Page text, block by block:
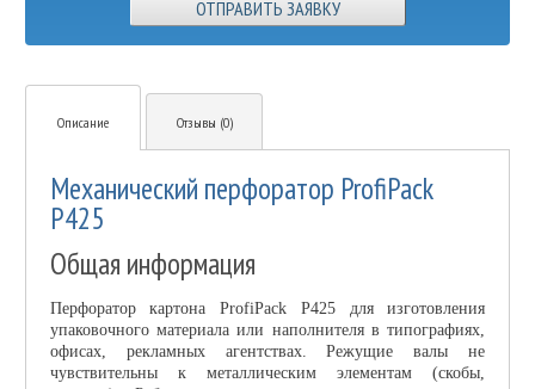
ОТПРАВИТЬ ЗАЯВКУ
Описание Отзывы (0)
Механический перфоратор ProfiPack
P425
Общая информация
Перфоратор картона ProfiPack P425 для изготовления
упаковочного материала или наполнителя в типографиях,
офисах, рекламных агентствах. Режущие валы не
чувствительны к металлическим элементам (скобы,